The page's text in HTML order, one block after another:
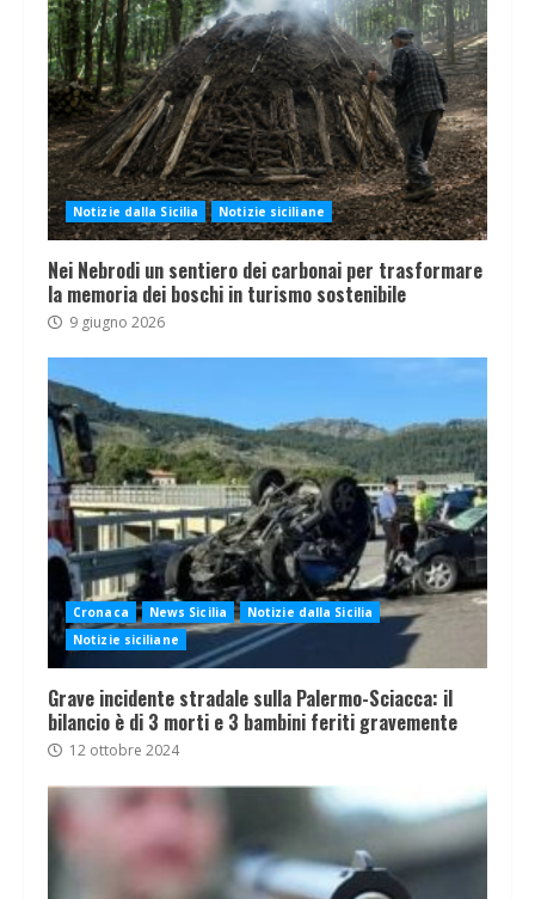
Notizie dalla Sicilia Notizie siciliane
Nei Nebrodi un sentiero dei carbonai per trasformare
la memoria dei boschi in turismo sostenibile
9 giugno 2026
Cronaca News Sicilia
Notizie dalla Sicilia
Notizie siciliane
Grave incidente stradale sulla Palermo-Sciacca: il
bilancio è di 3 morti e 3 bambini feriti gravemente
12 ottobre 2024